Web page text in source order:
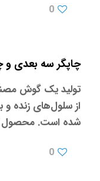
0
چاپگر سه‌ بعدی و
تولید یک گوش
از سلول‌های زنده
شده است.
0